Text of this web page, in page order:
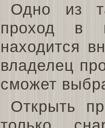
Одно из
проход в
находится
владелец
сможет
Открыть